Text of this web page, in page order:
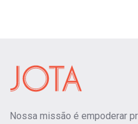
Nossa missão é empoderar